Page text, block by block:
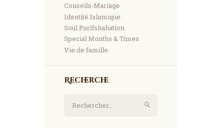
Conseils-Mariage
Identité Islamique
Soul Purifshahation
Special Months & Times
Vie de famille
Recherche